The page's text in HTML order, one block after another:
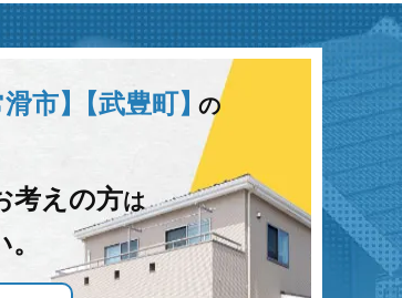
滑市】 【武豊町】の
考えの方は